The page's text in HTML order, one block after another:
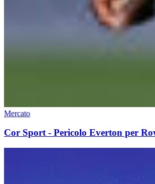
Mercato
Cor Sport - Pericolo Everton per